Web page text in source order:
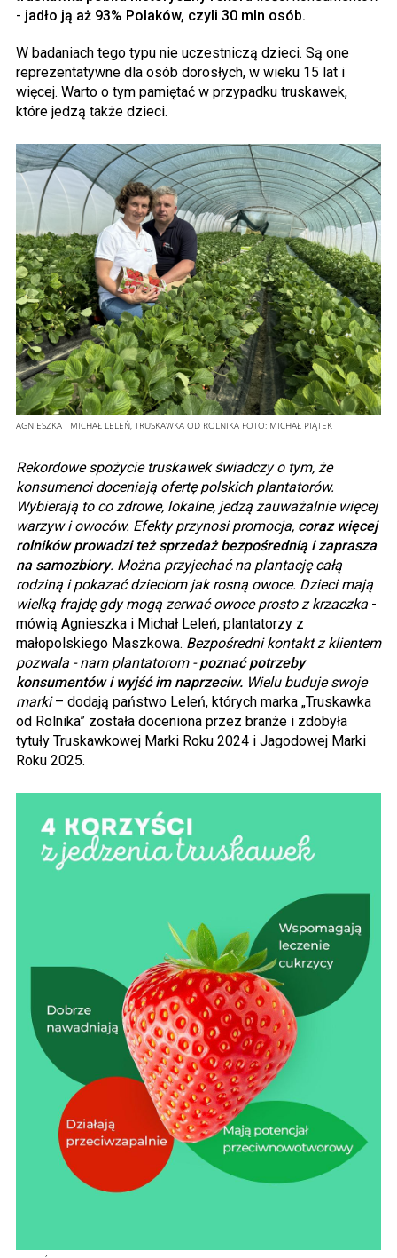
- jadło ją aż 93% Polaków, czyli 30 mln osób.
W badaniach tego typu nie uczestniczą dzieci. Są one
reprezentatywne dla osób dorosłych, w wieku 15 lat i
więcej. Warto o tym pamiętać w przypadku truskawek,
które jedzą także dzieci.
AGNIESZKA I MICHAŁ LELEŃ, TRUSKAWKA OD ROLNIKA FOTO: MICHAŁ PIĄTEK
Rekordowe spożycie truskawek świadczy o tym, że
konsumenci doceniają ofertę polskich plantatorów.
Wybierają to co zdrowe, lokalne, jedzą zauważalnie więcej
warzyw i owoców. Efekty przynosi promocja, coraz więcej
rolników prowadzi też sprzedaż bezpośrednią i zaprasza
na samozbiory. Można przyjechać na plantację całą
rodziną i pokazać dzieciom jak rosną owoce. Dzieci mają
wielką frajdę gdy mogą zerwać owoce prosto z krzaczka -
mówią Agnieszka i Michał Leleń, plantatorzy z
małopolskiego Maszkowa. Bezpośredni kontakt z klientem
pozwala - nam plantatorom -poznać potrzeby
konsumentów i wyjść im naprzeciw. Wielu buduje swoje
marki– dodają państwo Leleń, których marka „Truskawka
od Rolnika” została doceniona przez branże i zdobyła
tytuły Truskawkowej Marki Roku 2024 i Jagodowej Marki
Roku 2025.